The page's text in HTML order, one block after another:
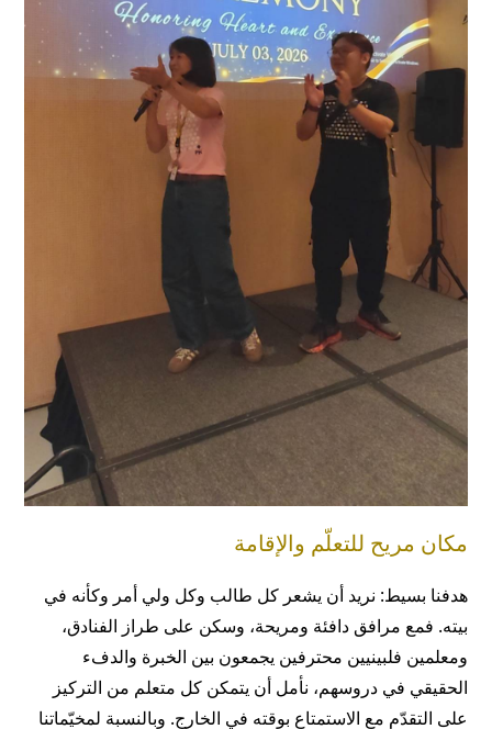
مكان مريح للتعلّم والإقامة
هدفنا بسيط: نريد أن يشعر كل طالب وكل ولي أمر وكأنه في
بيته. فمع مرافق دافئة ومريحة، وسكن على طراز الفنادق،
ومعلمين فلبينيين محترفين يجمعون بين الخبرة والدفء
الحقيقي في دروسهم، نأمل أن يتمكن كل متعلم من التركيز
على التقدّم مع الاستمتاع بوقته في الخارج. وبالنسبة لمخيّماتنا